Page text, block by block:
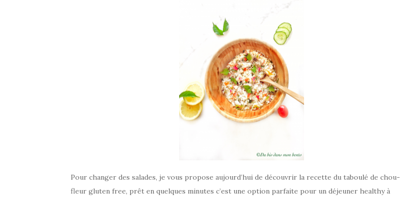
Pour changer des salades, je vous propose aujourd’hui de découvrir la recette du taboulé de chou-
fleur gluten free, prêt en quelques minutes c’est une option parfaite pour un déjeuner healthy à